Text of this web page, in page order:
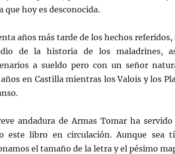
que hoy es desconocida.
años más tarde de los hechos
de la historia de los maladrines,
a sueldo pero con un señor
en Castilla mientras los Valois y los
andadura de Armas Tomar ha
este libro en circulación. Aunque sea
el tamaño de la letra y el pésimo